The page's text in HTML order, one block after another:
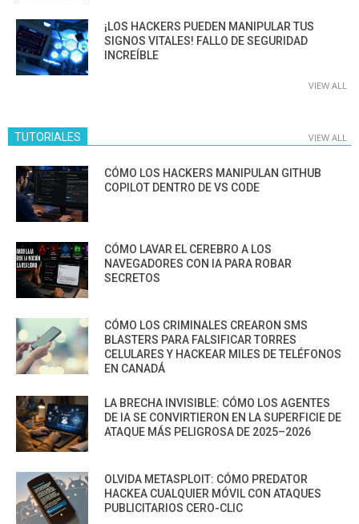
¡LOS HACKERS PUEDEN MANIPULAR TUS
SIGNOS VITALES! FALLO DE SEGURIDAD
INCREÍBLE
VIEW ALL
TUTORIALES VIEW ALL
CÓMO LOS HACKERS MANIPULAN GITHUB
COPILOT DENTRO DE VS CODE
CÓMO LAVAR EL CEREBRO A LOS
NAVEGADORES CON IA PARA ROBAR
SECRETOS
CÓMO LOS CRIMINALES CREARON SMS
BLASTERS PARA FALSIFICAR TORRES
CELULARES Y HACKEAR MILES DE TELÉFONOS
EN CANADÁ
LA BRECHA INVISIBLE: CÓMO LOS AGENTES
DE IA SE CONVIRTIERON EN LA SUPERFICIE DE
ATAQUE MÁS PELIGROSA DE 2025–2026
OLVIDA METASPLOIT: CÓMO PREDATOR
HACKEA CUALQUIER MÓVIL CON ATAQUES
PUBLICITARIOS CERO-CLIC